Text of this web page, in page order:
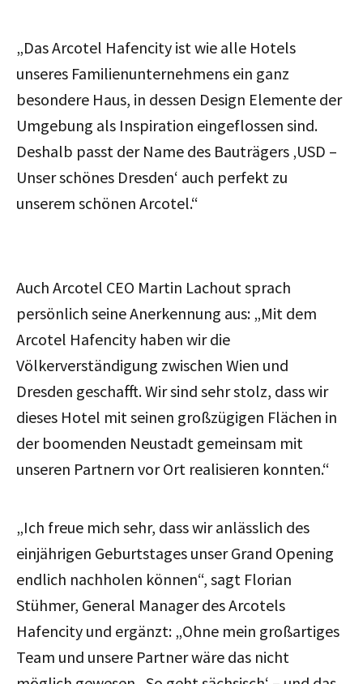
„Das Arcotel Hafencity ist wie alle Hotels
unseres Familienunternehmens ein ganz
besondere Haus, in dessen Design Elemente der
Umgebung als Inspiration eingeflossen sind.
Deshalb passt der Name des Bauträgers ‚USD –
Unser schönes Dresden‘ auch perfekt zu
unserem schönen Arcotel.“
Auch Arcotel CEO Martin Lachout sprach
persönlich seine Anerkennung aus: „Mit dem
Arcotel Hafencity haben wir die
Völkerverständigung zwischen Wien und
Dresden geschafft. Wir sind sehr stolz, dass wir
dieses Hotel mit seinen großzügigen Flächen in
der boomenden Neustadt gemeinsam mit
unseren Partnern vor Ort realisieren konnten.“
„Ich freue mich sehr, dass wir anlässlich des
einjährigen Geburtstages unser Grand Opening
endlich nachholen können“, sagt Florian
Stühmer, General Manager des Arcotels
Hafencity und ergänzt: „Ohne mein großartiges
Team und unsere Partner wäre das nicht